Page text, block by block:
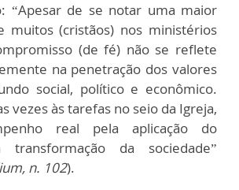
“Apesar de se notar uma maior
muitos (cristãos) nos ministérios
(de fé) não se reflete
na penetração dos valores
social, político e econômico.
vezes às tarefas no seio da Igreja,
real pela aplicação do
transformação da sociedade”
n. 102).